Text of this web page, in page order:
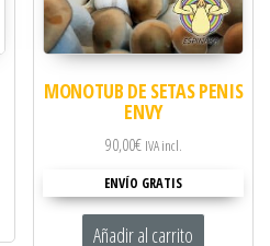
MONOTUB DE SETAS PENIS
ENVY
90,00€ IVA incl.
ENVÍO GRATIS
Añadir al carrito